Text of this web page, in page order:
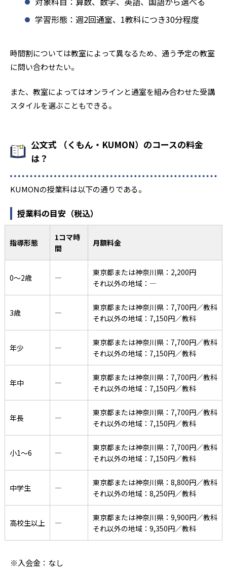
学習形態：週2回通室、1教科につき30分程度
時間割については教室によって異なるため、通う予定の教室
に問い合わせたい。
また、教室によってはオンラインと通室を組み合わせた受講
スタイルを選ぶこともできる。
公文式 （くもん・KUMON）のコースの料金
は？
KUMONの授業料は以下の通りである。
授業料の目安（税込）
指導形態
1コマ時
間
月額料金
0〜2歳 ―
東京都または神奈川県：2,200円
それ以外の地域：―
3歳 ―
東京都または神奈川県：7,700円／教科
それ以外の地域：7,150円／教科
年少 ―
東京都または神奈川県：7,700円／教科
それ以外の地域：7,150円／教科
年中 ―
東京都または神奈川県：7,700円／教科
それ以外の地域：7,150円／教科
年長 ―
東京都または神奈川県：7,700円／教科
それ以外の地域：7,150円／教科
小1〜6 ―
東京都または神奈川県：7,700円／教科
それ以外の地域：7,150円／教科
中学生 ―
東京都または神奈川県：8,800円／教科
それ以外の地域：8,250円／教科
高校生以上 ―
東京都または神奈川県：9,900円／教科
それ以外の地域：9,350円／教科
※入会金：なし